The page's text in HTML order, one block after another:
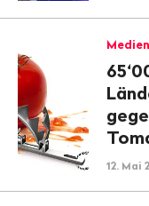
12. Mai